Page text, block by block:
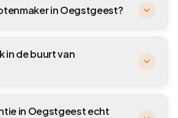
in Oegstgeest?
in de buurt van
in Oegstgeest echt